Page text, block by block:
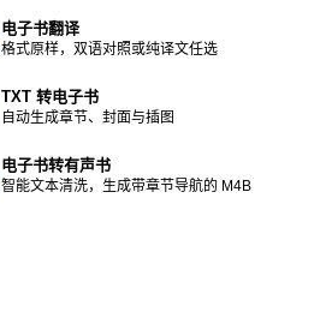
电子书翻译
格式原样，双语对照或纯译文任选
TXT 转电子书
自动生成章节、封面与插图
电子书转有声书
智能文本清洗，生成带章节导航的 M4B